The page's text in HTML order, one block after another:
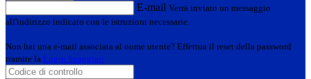
E-mail Verrà inviato un messaggio
all'indirizzo indicato con le istruzioni necessarie.
Non hai una e-mail associata al nome utente? Effettua il reset della password
tramite la Login Spaggiari